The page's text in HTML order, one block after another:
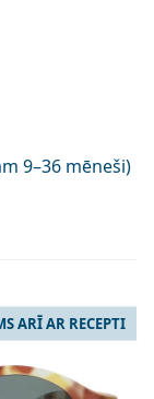
9–36 mēneši)
ARĪ AR RECEPTI